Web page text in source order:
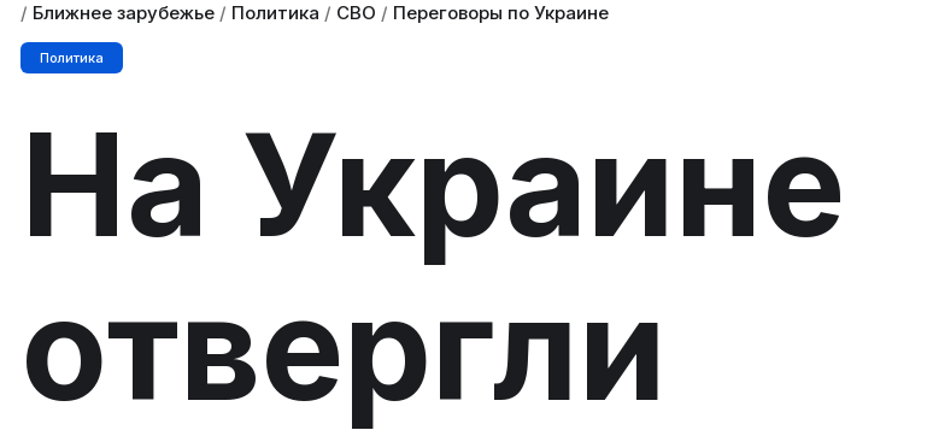
/ Ближнее зарубежье / Политика / СВО / Переговоры по Украине
Политика
На Украине
отвергли